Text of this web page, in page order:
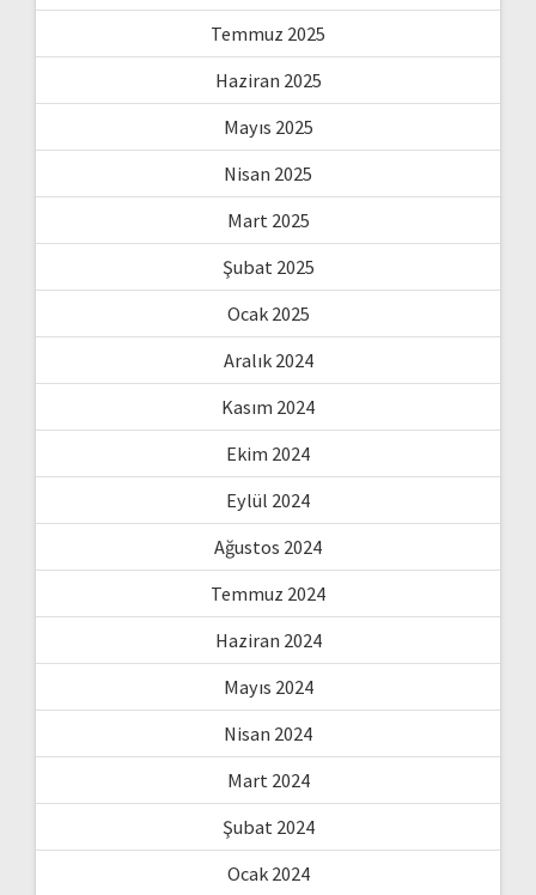
Temmuz 2025
Haziran 2025
Mayıs 2025
Nisan 2025
Mart 2025
Şubat 2025
Ocak 2025
Aralık 2024
Kasım 2024
Ekim 2024
Eylül 2024
Ağustos 2024
Temmuz 2024
Haziran 2024
Mayıs 2024
Nisan 2024
Mart 2024
Şubat 2024
Ocak 2024